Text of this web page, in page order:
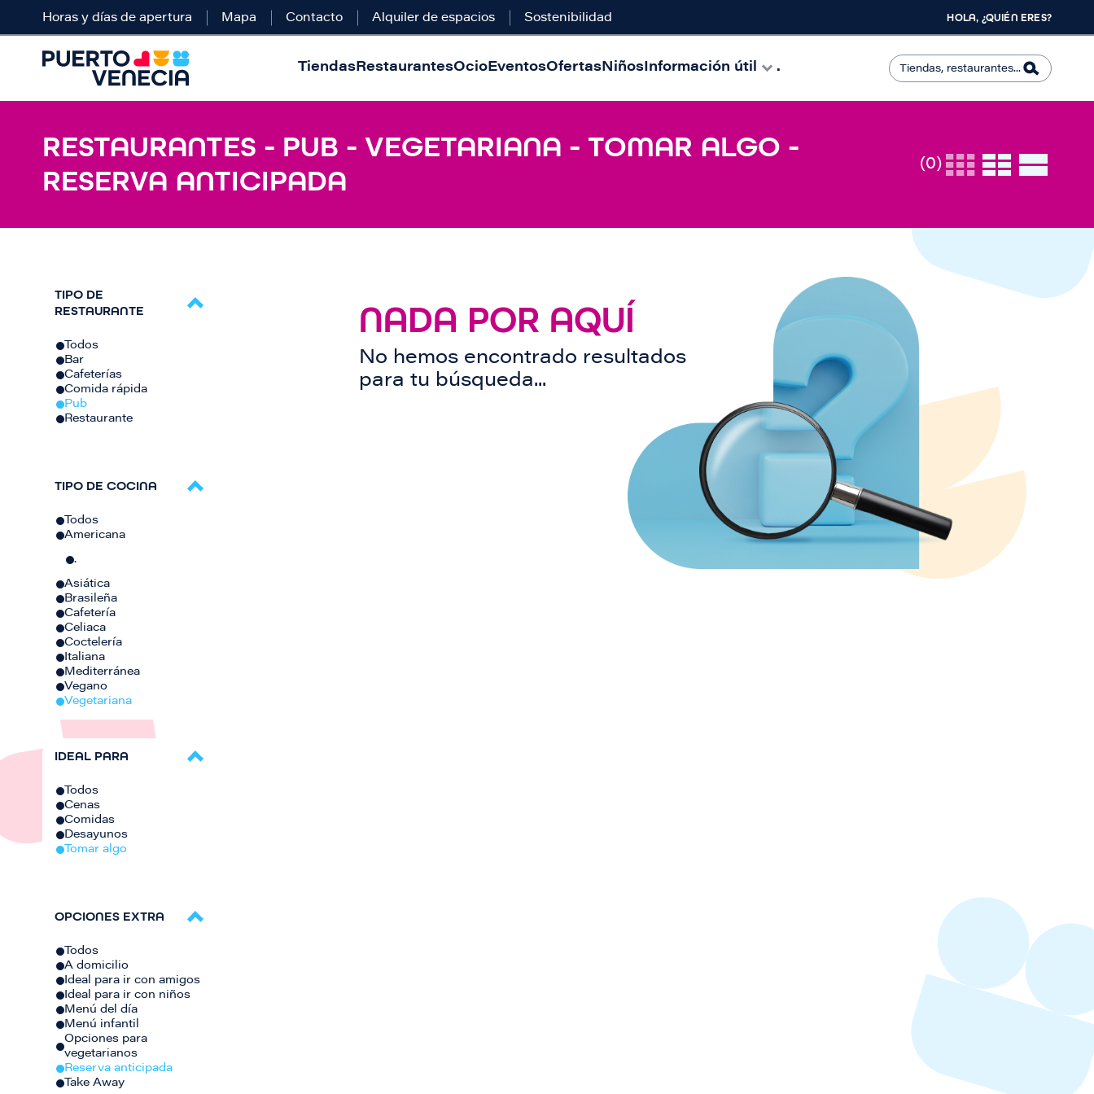
Horas y días de apertura Mapa Contacto Alquiler de espacios Sostenibilidad HOLA, ¿QUIÉN ERES?
TiendasRestaurantesOcioEventosOfertasNiñosInformación útil .
RESTAURANTES - PUB - VEGETARIANA - TOMAR ALGO -
RESERVA ANTICIPADA
(0)
TIPO DE
RESTAURANTE
Todos
Bar
Cafeterías
Comida rápida
Pub
Restaurante
TIPO DE COCINA
Todos
Americana
.
Asiática
Brasileña
Cafetería
Celiaca
Coctelería
Italiana
Mediterránea
Vegano
Vegetariana
IDEAL PARA
Todos
Cenas
Comidas
Desayunos
Tomar algo
OPCIONES EXTRA
Todos
A domicilio
Ideal para ir con amigos
Ideal para ir con niños
Menú del día
Menú infantil
Opciones para
vegetarianos
Reserva anticipada
Take Away
NADA POR AQUÍ
No hemos encontrado resultados
para tu búsqueda...